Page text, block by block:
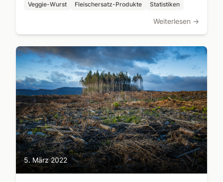
produziert?
Veggie-Wurst Fleischersatz-Produkte Statistiken
Weiterlesen →
5. März 2022